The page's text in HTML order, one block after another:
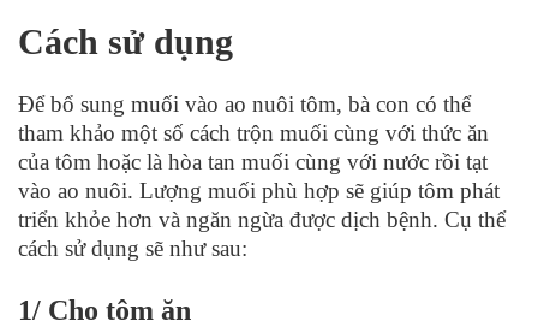
Cách sử dụng
Để bổ sung muối vào ao nuôi tôm, bà con có thể
tham khảo một số cách trộn muối cùng với thức ăn
của tôm hoặc là hòa tan muối cùng với nước rồi tạt
vào ao nuôi. Lượng muối phù hợp sẽ giúp tôm phát
triển khỏe hơn và ngăn ngừa được dịch bệnh. Cụ thể
cách sử dụng sẽ như sau:
1/ Cho tôm ăn